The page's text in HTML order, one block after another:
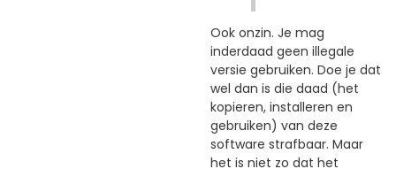
Ook onzin. Je mag
inderdaad geen illegale
versie gebruiken. Doe je dat
wel dan is die daad (het
kopieren, installeren en
gebruiken) van deze
software strafbaar. Maar
het is niet zo dat het